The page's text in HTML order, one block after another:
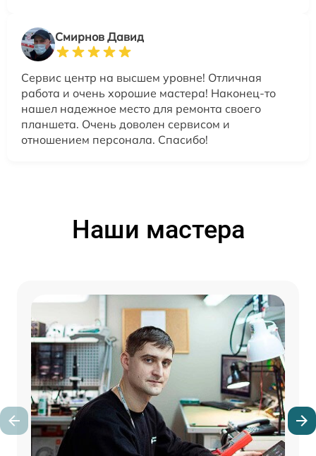
Смирнов Давид
Сервис центр на высшем уровне! Отличная
работа и очень хорошие мастера! Наконец-то
нашел надежное место для ремонта своего
планшета. Очень доволен сервисом и
отношением персонала. Спасибо!
Наши мастера